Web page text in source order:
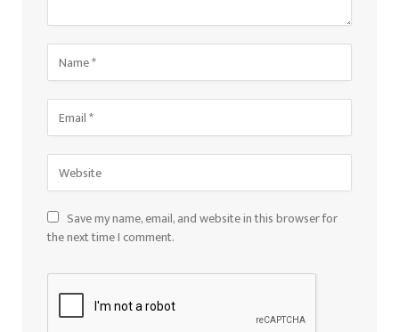
Save my name, email, and website in this browser for
the next time I comment.